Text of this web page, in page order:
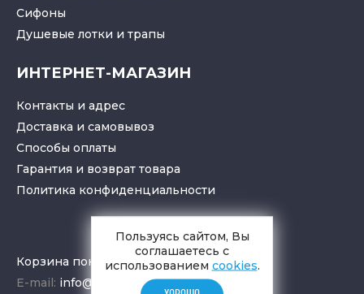
Cифоны
Душевые лотки и трапы
ИНТЕРНЕТ-МАГАЗИН
Контакты и адрес
Доставка и самовывоз
Способы оплаты
Гарантия и возврат товара
Политика конфиденциальности
Корзина покупок
E-mail: info@aquamir.ru
Пользуясь сайтом, Вы
соглашаетесь с
использованием cookies.